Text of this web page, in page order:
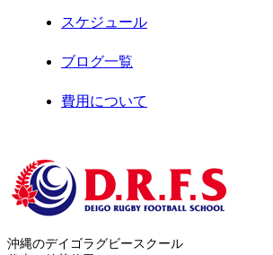
2020年11月
2020年8月
2020年7月
2020年5月
スケジュール
ブログ一覧
費用について
サイトマップ
沖縄のデイゴラグビースクール